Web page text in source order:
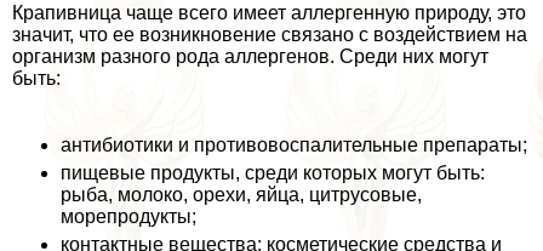
Крапивница чаще всего имеет аллергенную природу, это
значит, что ее возникновение связано с воздействием на
организм разного рода аллергенов. Среди них могут
быть:
антибиотики и противовоспалительные препараты;
пищевые продукты, среди которых могут быть:
рыба, молоко, орехи, яйца, цитрусовые,
морепродукты;
контактные вещества: косметические средства и